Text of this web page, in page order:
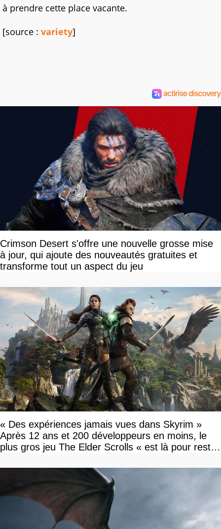
à prendre cette place vacante.
[source : variety]
Crimson Desert s'offre une nouvelle grosse mise
à jour, qui ajoute des nouveautés gratuites et
transforme tout un aspect du jeu
« Des expériences jamais vues dans Skyrim »
Après 12 ans et 200 développeurs en moins, le
plus gros jeu The Elder Scrolls « est là pour rester